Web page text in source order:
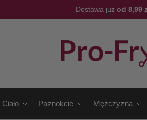
Dostawa już od 8,99
Ciało Paznokcie Mężczyzna